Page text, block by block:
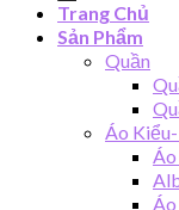
Trang Chủ
Sản Phẩm
Quần
Áo